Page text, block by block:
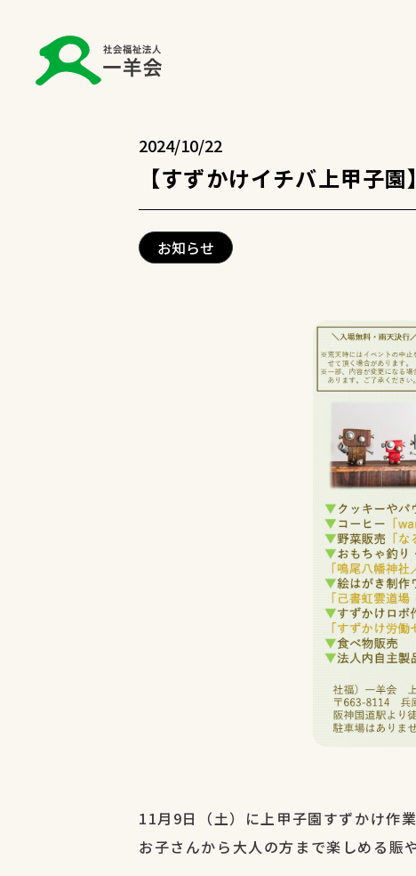
2024/10/22
【すずかけイチバ上甲子
お知らせ
11月9日（土）に上甲子園すずかけ作
お子さんから大人の方まで楽しめる賑